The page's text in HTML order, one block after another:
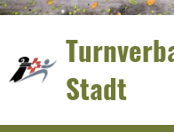
Stadt